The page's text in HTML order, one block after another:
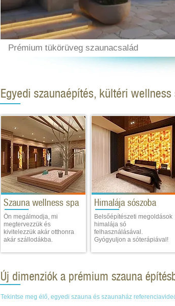
Prémium tükörüveg szaunacsalád
Egyedi szaunaépítés, kültéri
Szauna wellness spa
Ön megálmodja, mi
megtervezzük és
kivitelezzük akár otthonra
akár szállodákba.
Himalája sószoba
Belsőépítészeti megoldások
himalája só
felhasználásával.
Gyógyuljon a sóterápiával!
Új dimenziók a prémium szauna
Tekintse meg élő, egyedi szauna és szaunaház